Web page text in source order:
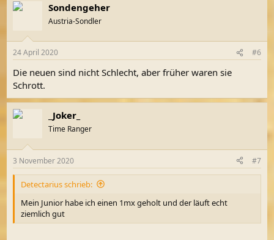
Sondengeher
Austria-Sondler
24 April 2020 #6
Die neuen sind nicht Schlecht, aber früher waren sie
Schrott.
_Joker_
Time Ranger
3 November 2020 #7
Detectarius schrieb:
Mein Junior habe ich einen 1mx geholt und der läuft echt
ziemlich gut